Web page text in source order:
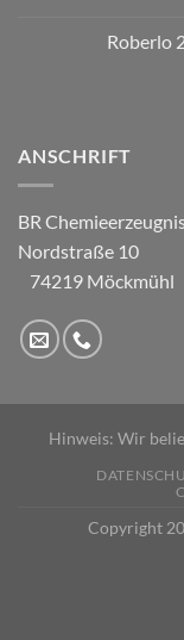
Roberlo
ANSCHRIFT
BR
Nordstraße 10
74219 Möckmühl
Hinweis: Wir
Copyright